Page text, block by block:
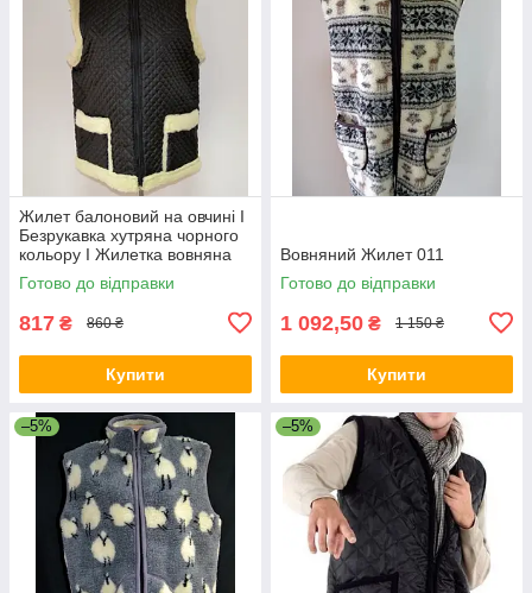
Жилет балоновий на овчині I
Безрукавка хутряна чорного
кольору I Жилетка вовняна
Готово до відправки
817 ₴ 860 ₴
Купити
Вовняний Жилет 011
Готово до відправки
1 092,50 ₴ 1 150 ₴
Купити
–5% –5%